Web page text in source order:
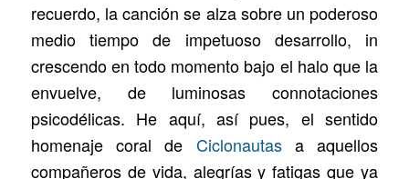
recuerdo, la canción se alza sobre un poderoso
medio tiempo de impetuoso desarrollo, in
crescendo en todo momento bajo el halo que la
envuelve, de luminosas connotaciones
psicodélicas. He aquí, así pues, el sentido
homenaje coral de Ciclonautasa aquellos
compañeros de vida, alegrías y fatigas que ya